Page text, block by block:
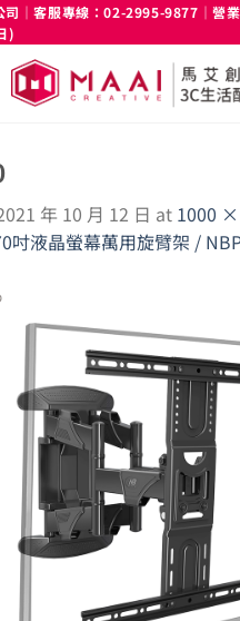
司｜客服專線：02-2995-9877｜營
)
年 10 月 12 日 at 1000
吋液晶螢幕萬用旋臂架 /